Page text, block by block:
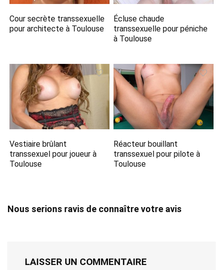
Cour secrète transsexuelle
pour architecte à Toulouse
Écluse chaude
transsexuelle pour péniche
à Toulouse
Vestiaire brûlant
transsexuel pour joueur à
Toulouse
Réacteur bouillant
transsexuel pour pilote à
Toulouse
Nous serions ravis de connaître votre avis
LAISSER UN COMMENTAIRE